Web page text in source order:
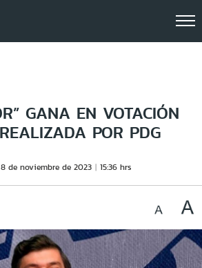
GANA EN VOTACIÓN
POR PDG
de noviembre de 2023 15:36 hrs